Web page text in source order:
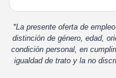
*La presente oferta de
distinción de género, edad,
condición personal, en
igualdad de trato y la no